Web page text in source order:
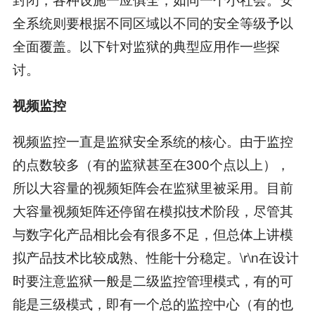
全系统则要根据不同区域以不同的安全等级予以
全面覆盖。以下针对监狱的典型应用作一些探
讨。
视频监控
视频监控一直是监狱安全系统的核心。由于监控
的点数较多（有的监狱甚至在300个点以上），
所以大容量的视频矩阵会在监狱里被采用。目前
大容量视频矩阵还停留在模拟技术阶段，尽管其
与数字化产品相比会有很多不足，但总体上讲模
拟产品技术比较成熟、性能十分稳定。\r\n在设计
时要注意监狱一般是二级监控管理模式，有的可
能是三级模式，即有一个总的监控中心（有的也